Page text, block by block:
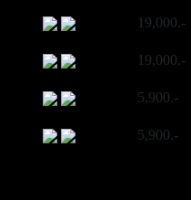
19,000.-
19,000.-
5,900.-
5,900.-